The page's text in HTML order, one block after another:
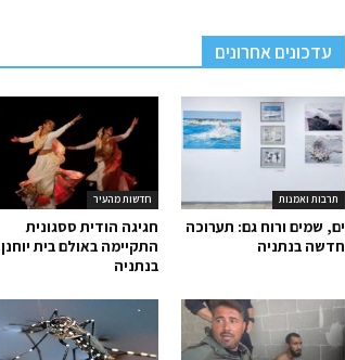
עדכונים אחרונים
חדשות מהעיר
חגיגה הודית ססגונית
התקיימה באולם בית יוחנן
בנתניה
תרבות ואמנות
ים, שמים ורוח גם: תערוכה
חדשה בנתניה